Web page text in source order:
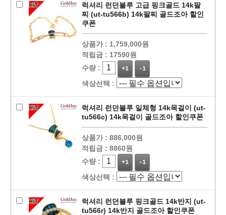
럭셔리 런던블루 고급 핑크골드 14k팔
찌 (ut-tu566b) 14k팔찌 골드조아 할인
쿠폰
상품가 : 1,759,000원
적립금 : 17590원
수량 :
+1 -1
색상선택 :
럭셔리 런던블루 일체형 14k목걸이 (ut-
tu566c) 14k목걸이 골드조아 할인쿠폰
상품가 : 886,000원
적립금 : 8860원
수량 :
+1 -1
색상선택 :
럭셔리 런던블루 핑크골드 14k반지 (ut-
tu566r) 14k반지 골드조아 할인쿠폰